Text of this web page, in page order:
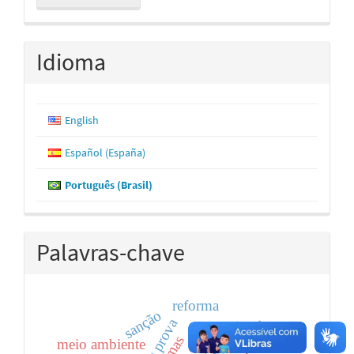
Submissão
Idioma
English
Español (España)
Português (Brasil)
Palavras-chave
meio ambiente
sanção
reforma